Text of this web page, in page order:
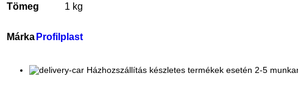
Tömeg 1 kg
Márka Profilplast
Házhozszállítás készletes termékek esetén 2-5